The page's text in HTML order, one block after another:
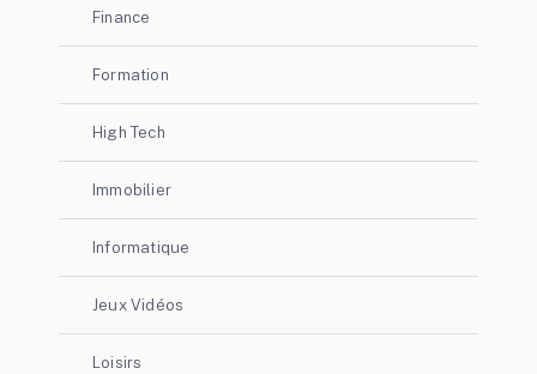
Finance
Formation
High Tech
Immobilier
Informatique
Jeux Vidéos
Loisirs